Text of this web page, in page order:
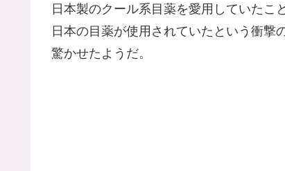
日本製のクール系目薬を愛用していたこ
日本の目薬が使用されていたという衝
驚かせたようだ。